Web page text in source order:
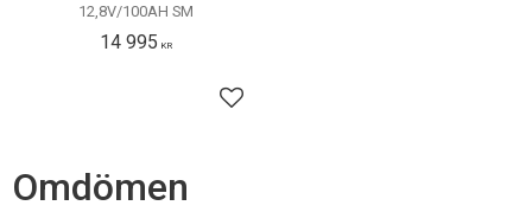
Omdömen
12,8V/100AH SM
14 995 KR
Lägg till i favoriter